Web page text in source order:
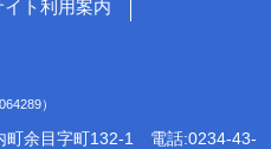
イト利用案内
）
余目字町132-1 電話:0234-43-